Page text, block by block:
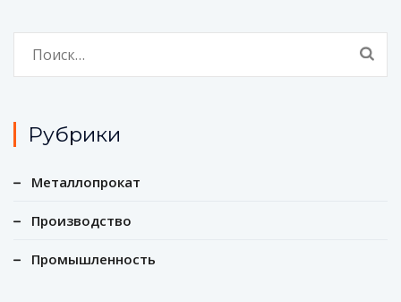
Рубрики
Металлопрокат
Производство
Промышленность